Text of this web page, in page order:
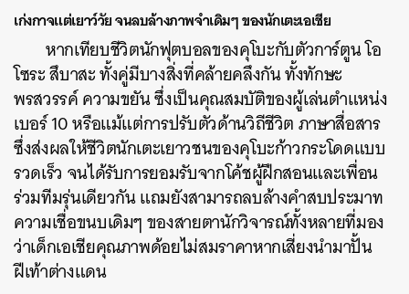
เก่งกาจแต่เยาว์วัย จนลบล้างภาพจำเดิมๆ ของนักเตะเอเชีย
หากเทียบชีวิตนักฟุตบอลของคุโบะกับตัวการ์ตูน โอ
โซระ สึบาสะ ทั้งคู่มีบางสิ่งที่คล้ายคลึงกัน ทั้งทักษะ
พรสวรรค์ ความขยัน ซึ่งเป็นคุณสมบัติของผู้เล่นตำแหน่ง
เบอร์ 10 หรือแม้แต่การปรับตัวด้านวิถีชีวิต ภาษาสื่อสาร
ซึ่งส่งผลให้ชีวิตนักเตะเยาวชนของคุโบะก้าวกระโดดแบบ
รวดเร็ว จนได้รับการยอมรับจากโค้ชผู้ฝึกสอนและเพื่อน
ร่วมทีมรุ่นเดียวกัน แถมยังสามารถลบล้างคำสบประมาท
ความเชื่อขนบเดิมๆ ของสายตานักวิจารณ์ทั้งหลายที่มอง
ว่าเด็กเอเชียคุณภาพด้อยไม่สมราคาหากเสี่ยงนำมาปั้น
ฝีเท้าต่างแดน